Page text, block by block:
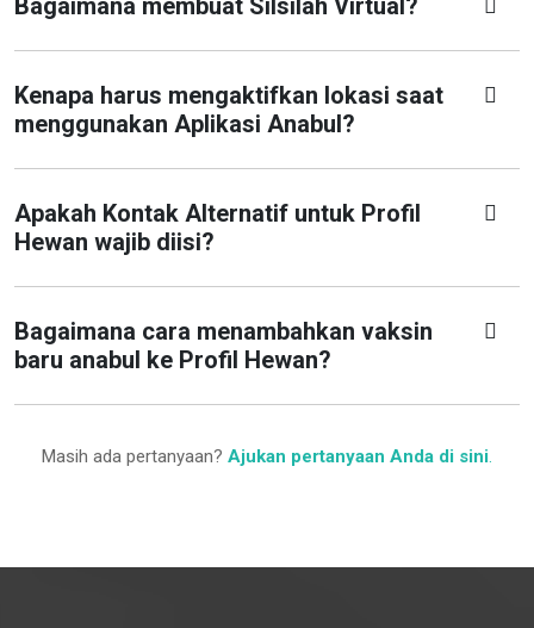
Bagaimana membuat Silsilah Virtual?
Kenapa harus mengaktifkan lokasi saat
menggunakan Aplikasi Anabul?
Apakah Kontak Alternatif untuk Profil
Hewan wajib diisi?
Bagaimana cara menambahkan vaksin
baru anabul ke Profil Hewan?
Masih ada pertanyaan? Ajukan pertanyaan Anda di sini.